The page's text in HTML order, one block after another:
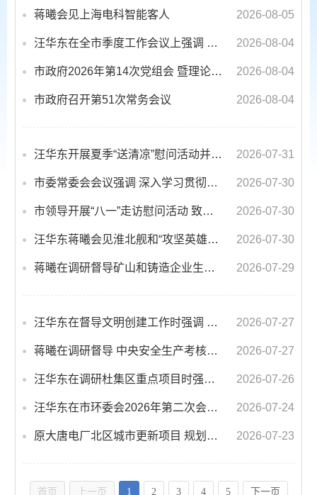
蒋曦会见上海电科智能客人 2026-08-05
汪华东在全市季度工作会议上强调 锚定打好“三仗”任务和年度预期目标不动摇 在全市上下掀起比学赶超争先进位的攻坚热潮 2026-08-04
市政府2026年第14次党组会 暨理论学习中心组学习会议召开 蒋曦主持会议并讲话 2026-08-04
市政府召开第51次常务会议 2026-08-04
汪华东开展夏季“送清凉”慰问活动并调研专门教育工作 落实落细防暑降温措施 用心用情关爱一线职工 2026-07-31
市委常委会会议强调 深入学习贯彻习近平总书记重要讲话指示精神 高质量推进城市更新 不断提升本质安全水平 汪华东主持会议 2026-07-30
市领导开展“八一”走访慰问活动 致以节日问候 畅叙鱼水深情 2026-07-30
汪华东蒋曦会见淮北舰和“攻坚英雄连”官兵代表 2026-07-30
蒋曦在调研督导矿山和铸造企业生态环境保护工作时强调 以整改实效推动绿色转型发展 2026-07-29
汪华东在督导文明创建工作时强调 深化精细管理坚持常态长效 持续提升城市功能品质活力 2026-07-27
蒋曦在调研督导 中央安全生产考核巡查反馈问题整改工作时强调 标本兼治从严从实抓好反馈问题整改 2026-07-27
汪华东在调研杜集区重点项目时强调 大抓项目抓大项目抓高质量项目 为高质量转型发展集聚动能 2026-07-26
汪华东在市环委会2026年第二次会议上强调 推动生态环保工作再上新台阶 以高水平保护支撑高质量发展 2026-07-24
原大唐电厂北区城市更新项目 规划设计调度会召开 汪华东主持并讲话 蒋曦出席 2026-07-23
首页 上一页 1 2 3 4 5 下一页